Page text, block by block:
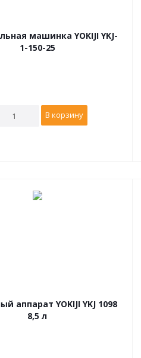
машинка YOKIJI YKJ-
1-150-25
В корзину
аппарат YOKIJI YKJ 1098
8,5 л